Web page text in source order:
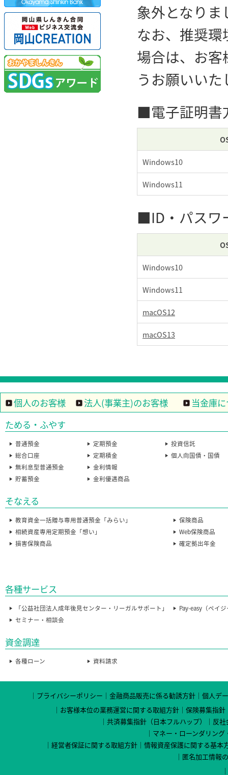
象外となりま
なお、推奨
場合は、お
うお願いいた
■電子証明書
Windows10
Windows11
■ID・パスワ
Windows10
Windows11
macOS12
macOS13
個人のお客様 法人(事業主)のお客様
当金庫
ためる・ふやす
普通預金 定期預金
投資信託
総合口座
定期積金
個人向国債・国債
無利息型普通預金
金利情報
貯蓄預金
金利優遇商品
そなえる
教育資金一括贈与専用普通預金「みらい」
保険商品
相続資産専用定期預金「想い」
Web保険商品
損害保険商品
確定拠出年金
各種サービス
「公益社団法人成年後見センター・リーガルサポート」
Pay-easy（ペイ
セミナー・相談会
資金調達
各種ローン 資料請求
プライバシーポリシー 金融商品販売に係る勧誘方針
個人デ
お客様本位の業務運営に関する取組方針
保険募集指針
共済募集指針（日本フルハップ）
反
マネー・ローンダリン
経営者保証に関する取組方針
情報資産保護に関する基本
匿名加工情報